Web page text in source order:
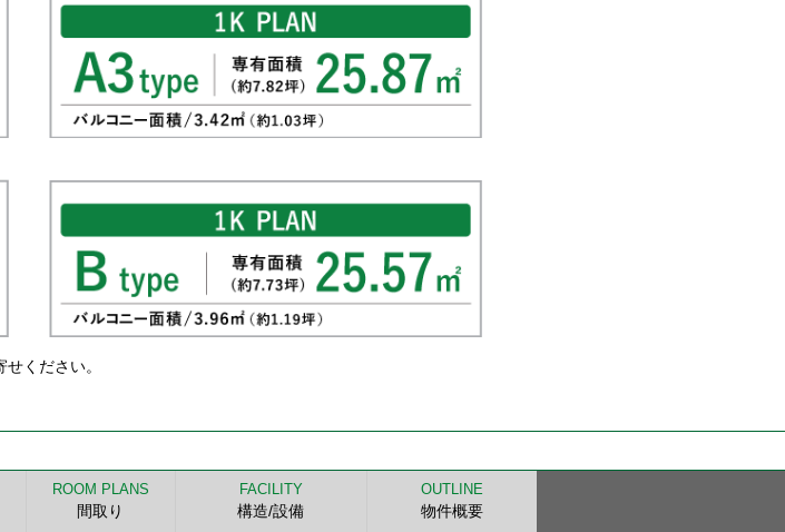
ください。
ROOM PLANS
間取り
FACILITY
構造/設備
OUTLINE
物件概要